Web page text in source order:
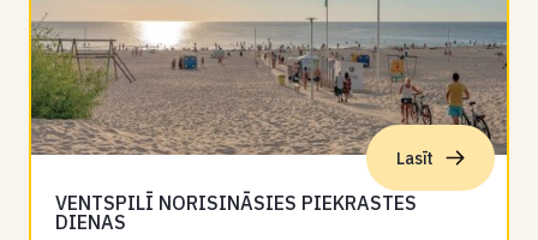
Lasīt
VENTSPILĪ NORISINĀSIES PIEKRASTES
DIENAS